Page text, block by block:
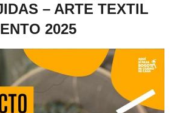
– ARTE TEXTIL
2025